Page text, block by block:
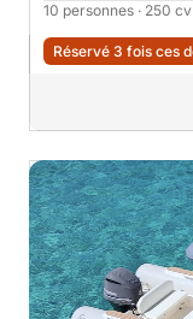
10 personnes · 250 cv
Réservé 3 fois ces